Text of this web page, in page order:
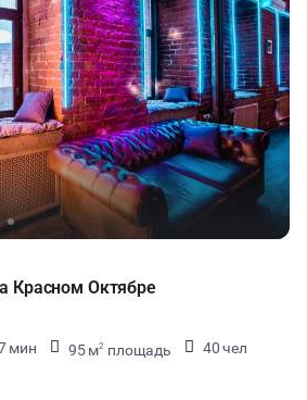
Красном Октябре
мин 95 м2 площадь
40 чел